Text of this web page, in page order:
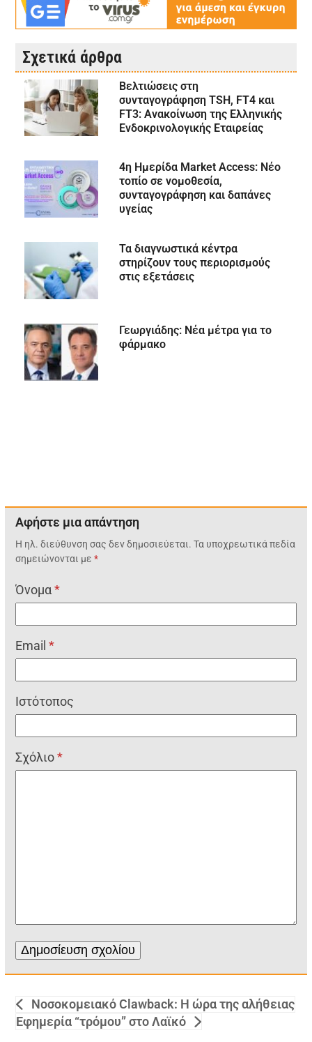
Σχετικά άρθρα
Βελτιώσεις στη
συνταγογράφηση TSH, FT4 και
FT3: Ανακοίνωση της Ελληνικής
Ενδοκρινολογικής Εταιρείας
4η Ημερίδα Market Access: Νέο
τοπίο σε νομοθεσία,
συνταγογράφηση και δαπάνες
υγείας
Τα διαγνωστικά κέντρα
στηρίζουν τους περιορισμούς
στις εξετάσεις
Γεωργιάδης: Νέα μέτρα για το
φάρμακο
Αφήστε μια απάντηση
Η ηλ. διεύθυνση σας δεν δημοσιεύεται. Τα υποχρεωτικά πεδία
σημειώνονται με*
Όνομα*
Email*
Ιστότοπος
Σχόλιο*
Νοσοκομειακό Clawback: Η ώρα της αλήθειας
Εφημερία “τρόμου” στο Λαϊκό